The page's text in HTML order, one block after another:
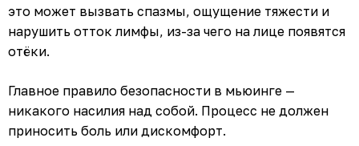
это может вызвать спазмы, ощущение тяжести и
нарушить отток лимфы, из-за чего на лице появятся
отёки.
Главное правило безопасности в мьюинге —
никакого насилия над собой. Процесс не должен
приносить боль или дискомфорт.